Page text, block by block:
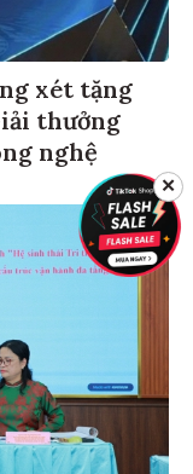
xét tặng
thưởng
nghệ
✕